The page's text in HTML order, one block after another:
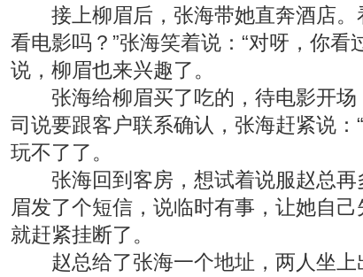
接上柳眉后，张海带她直奔酒店。
看电影吗？”张海笑着说：“对呀，你
说，柳眉也来兴趣了。
张海给柳眉买了吃的，待电影开场
司说要跟客户联系确认，张海赶紧说
玩不了了。
张海回到客房，想试着说服赵总再
眉发了个短信，说临时有事，让她自
就赶紧挂断了。
赵总给了张海一个地址，两人坐上出